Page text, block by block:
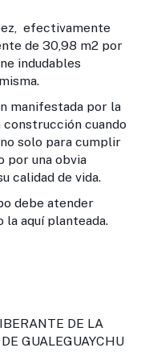
de 30,98 m2 por
indudables
por la
cuando
solo para cumplir
por una obvia
calidad de vida.
atender
aquí planteada.
DE LA
GUALEGUAYCHU